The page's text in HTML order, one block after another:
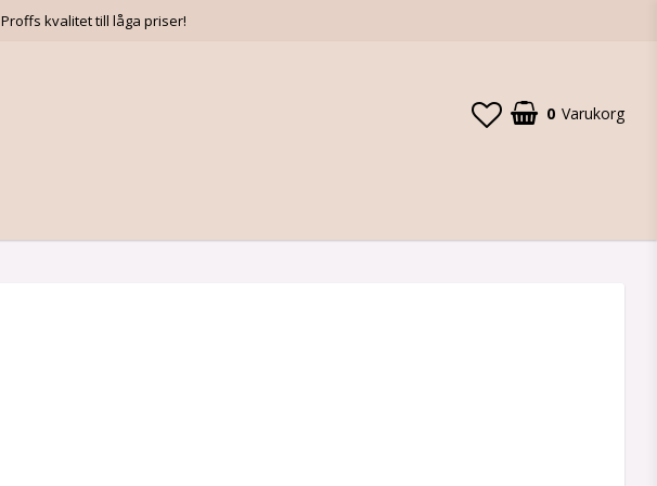
Proffs kvalitet till låga priser!
0 Varukorg